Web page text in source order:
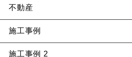
不動産
施工事例
施工事例 2